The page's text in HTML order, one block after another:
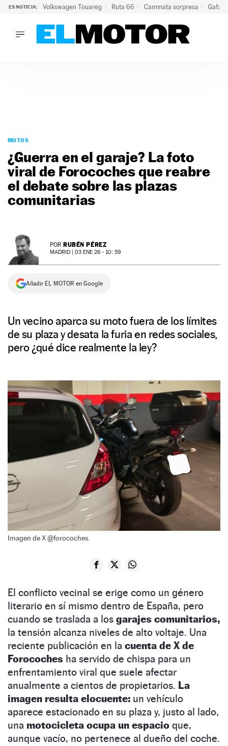
ES NOTICIA: Volkswagen Touareg Ruta 66 Caminata sorpresa Gafas
PODCAST
MOTOS
TECNOLOGÍA
SUPERCOCHES
NEWSLETTER
MOTOS
¿Guerra en el garaje? La foto
viral de Forocoches que reabre
el debate sobre las plazas
comunitarias
POR RUBÉN PÉREZ
MADRID | 03 ENE 26 - 10: 59
Añadir EL MOTOR en Google
Un vecino aparca su moto fuera de los límites
de su plaza y desata la furia en redes sociales,
pero ¿qué dice realmente la ley?
Imagen de X @forocoches.
El conflicto vecinal se erige como un género
literario en sí mismo dentro de España, pero
cuando se traslada a los garajes comunitarios,
la tensión alcanza niveles de alto voltaje. Una
reciente publicación en la cuenta de X de
Forocoches ha servido de chispa para un
enfrentamiento viral que suele afectar
anualmente a cientos de propietarios. La
imagen resulta elocuente: un vehículo
aparece estacionado en su plaza y, justo al lado,
una motocicleta ocupa un espacio que,
aunque vacío, no pertenece al dueño del coche.